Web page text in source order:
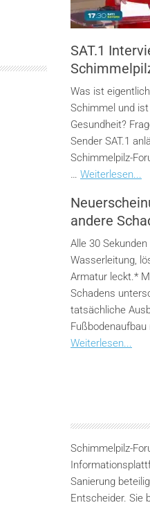
SAT.1
Was ist
Schimmel und
Gesundheit?
Sender SAT.1
Schimmelpilz-
… Weiterlesen...
andere
Alle 30
Wasserleitung,
Armatur leckt.*
Schadens
tatsächliche
Weiterlesen...
Schimmelpilz-
Sanierung
Entscheider. Sie